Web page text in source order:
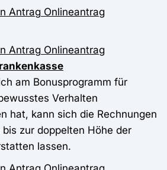
Antrag Onlineantrag
Antrag Onlineantrag
am Bonusprogramm für
Verhalten
hat, kann sich die Rechnungen
zur doppelten Höhe der
lassen.